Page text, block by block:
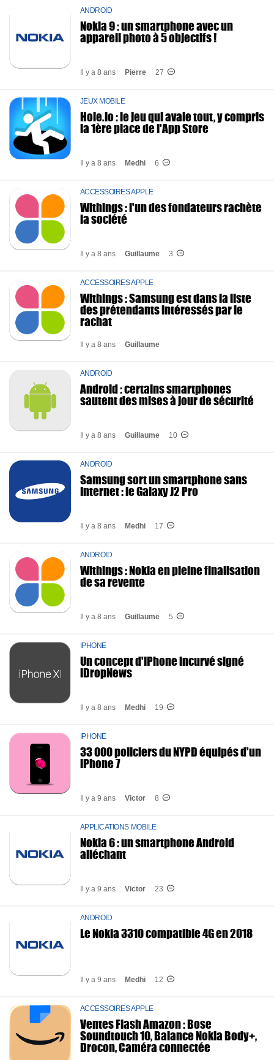
ANDROID
Nokia 9 : un smartphone avec un
appareil photo à 5 objectifs !
Il y a 8 ans Pierre 27
JEUX MOBILE
Hole.io : le jeu qui avale tout, y compris
la 1ère place de l'App Store
Il y a 8 ans Medhi 6
ACCESSOIRES APPLE
Withings : l'un des fondateurs rachète
la société
Il y a 8 ans Guillaume 3
ACCESSOIRES APPLE
Withings : Samsung est dans la liste
des prétendants intéressés par le
rachat
Il y a 8 ans Guillaume
ANDROID
Android : certains smartphones
sautent des mises à jour de sécurité
Il y a 8 ans Guillaume 10
ANDROID
Samsung sort un smartphone sans
Internet : le Galaxy J2 Pro
Il y a 8 ans Medhi 17
ANDROID
Withings : Nokia en pleine finalisation
de sa revente
Il y a 8 ans Guillaume 5
IPHONE
Un concept d'iPhone incurvé signé
iDropNews
Il y a 8 ans Medhi 19
IPHONE
33 000 policiers du NYPD équipés d'un
iPhone 7
Il y a 9 ans Victor 8
APPLICATIONS MOBILE
Nokia 6 : un smartphone Android
alléchant
Il y a 9 ans Victor 23
ANDROID
Le Nokia 3310 compatible 4G en 2018
Il y a 9 ans Medhi 12
ACCESSOIRES APPLE
Ventes Flash Amazon : Bose
Soundtouch 10, Balance Nokia Body+,
Drocon, Caméra connectée